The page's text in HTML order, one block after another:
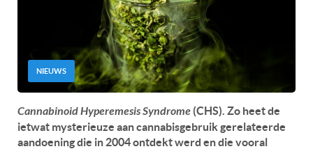
NIEUWS
Cannabinoid Hyperemesis Syndrome (CHS). Zo heet de
ietwat mysterieuze aan cannabisgebruik gerelateerde
aandoening die in 2004 ontdekt werd en die vooral